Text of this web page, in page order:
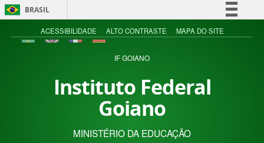
BRASIL
Simplifique!
Acesso à informação
ACESSIBILIDADE ALTO CONTRASTE MAPA DO SITE
IF GOIANO
Instituto Federal
Goiano
MINISTÉRIO DA EDUCAÇÃO